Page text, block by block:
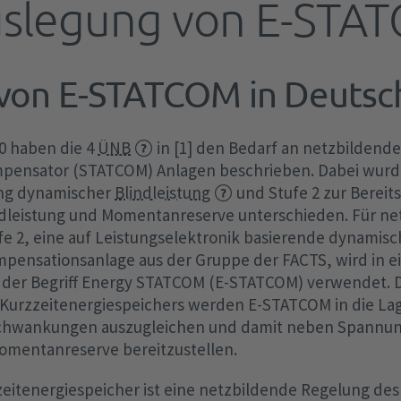
Netzentgelte
Studien und Positionspapiere
EEG-Finanzierung
Transparenzanforderungen
KWKG
KWKG-Umlage
KWKG-Abrechnung
Transparenzanforderungen
/ §
Aktivierte Regelleistung
Difference (ungewollter Austausch)
Bilanzausgleich
Sekündliche Daten
MOL-Abweichungen
Redispatch
Elektrolyseanlagen
Freiwillige Lastreduktion
Nutzen statt Abregeln
Fahrplanmanagement
Leitlinien Steuerbarkeitscheck nach §
12 Abs. 2 d EnWG
FCA-Verordnung
CGMMv3
Datenaustausch
RfG-Verordnung
von E-
E-STATCOM in
haben die 4 ÜNB
in [1] den Bedarf an
(STATCOM) Anlagen beschrieben. Dabei
dynamischer Blindleistung
und Stufe 2 zur
und Momentanreserve unterschieden. Für
2, eine auf Leistungselektronik basierende
aus der Gruppe der FACTS, wird in
Begriff Energy STATCOM (E-STATCOM) verwendet.
werden E-STATCOM in die
auszugleichen und damit neben
bereitzustellen.
ist eine netzbildende Regelung des